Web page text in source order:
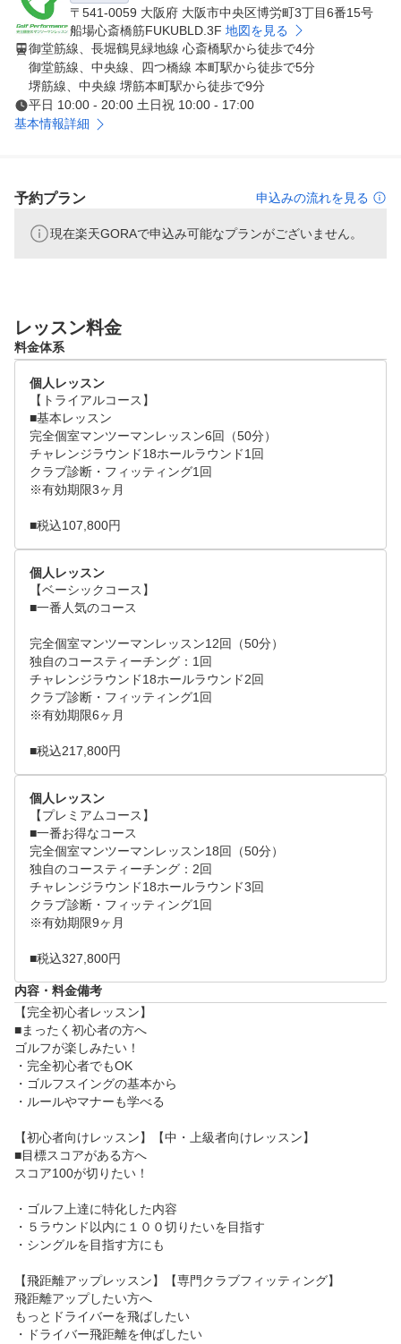
自分に本当に合うクラブフィッティング、独自のコーステ
ィーチング、フィジカルケア、コース貸し切りのイベント
などあなたに寄り添ったゴルフレッスンを提供します。
無料体験レッスン受付中。
〒541-0059 大阪府 大阪市中央区博労町3丁目6番15号
船場心斎橋筋FUKUBLD.3F 地図を見る
御堂筋線、長堀鶴見緑地線 心斎橋駅から徒歩で4分
御堂筋線、中央線、四つ橋線 本町駅から徒歩で5分
堺筋線、中央線 堺筋本町駅から徒歩で9分
平日 10:00 - 20:00 土日祝 10:00 - 17:00
基本情報詳細
予約プラン 申込みの流れを見る
現在楽天GORAで申込み可能なプランがございません。
レッスン料金
料金体系
個人レッスン
【トライアルコース】
■基本レッスン
完全個室マンツーマンレッスン6回（50分）
チャレンジラウンド18ホールラウンド1回
クラブ診断・フィッティング1回
※有効期限3ヶ月
■税込107,800円
個人レッスン
【ベーシックコース】
■一番人気のコース
完全個室マンツーマンレッスン12回（50分）
独自のコースティーチング：1回
チャレンジラウンド18ホールラウンド2回
クラブ診断・フィッティング1回
※有効期限6ヶ月
■税込217,800円
個人レッスン
【プレミアムコース】
■一番お得なコース
完全個室マンツーマンレッスン18回（50分）
独自のコースティーチング：2回
チャレンジラウンド18ホールラウンド3回
クラブ診断・フィッティング1回
※有効期限9ヶ月
■税込327,800円
内容・料金備考
【完全初心者レッスン】
■まったく初心者の方へ
ゴルフが楽しみたい！
・完全初心者でもOK
・ゴルフスイングの基本から
・ルールやマナーも学べる
【初心者向けレッスン】【中・上級者向けレッスン】
■目標スコアがある方へ
スコア100が切りたい！
・ゴルフ上達に特化した内容
・５ラウンド以内に１００切りたいを目指す
・シングルを目指す方にも
【飛距離アップレッスン】【専門クラブフィッティング】
飛距離アップしたい方へ
もっとドライバーを飛ばしたい
・ドライバー飛距離を伸ばしたい